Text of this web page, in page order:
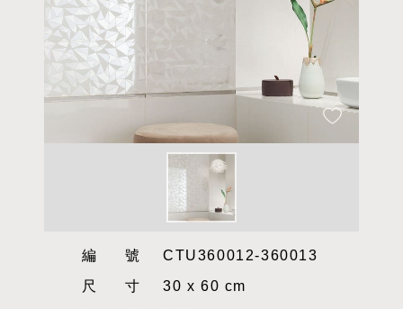
編號CTU360012-360013
尺寸30 x 60 cm